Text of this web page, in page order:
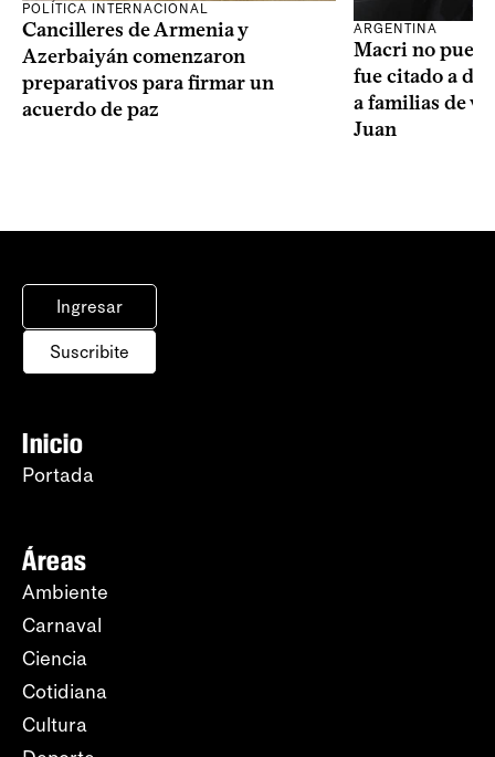
POLÍTICA INTERNACIONAL
Cancilleres de Armenia y
Azerbaiyán comenzaron
preparativos para firmar un
acuerdo de paz
ARGENTINA
Macri no
fue citado a
a familias de
Juan
Ingresar
Suscribite
Inicio
Portada
Áreas
Ambiente
Carnaval
Ciencia
Cotidiana
Cultura